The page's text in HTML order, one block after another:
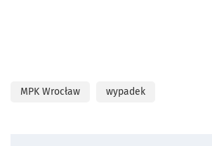
MPK Wrocław wypadek